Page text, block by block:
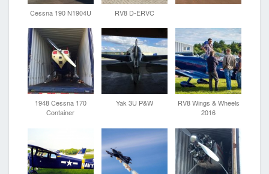
Cessna 190 N1904U RV8 D-ERVC
1948 Cessna 170
Container
Yak 3U P&W
RV8 Wings & Wheels
2016